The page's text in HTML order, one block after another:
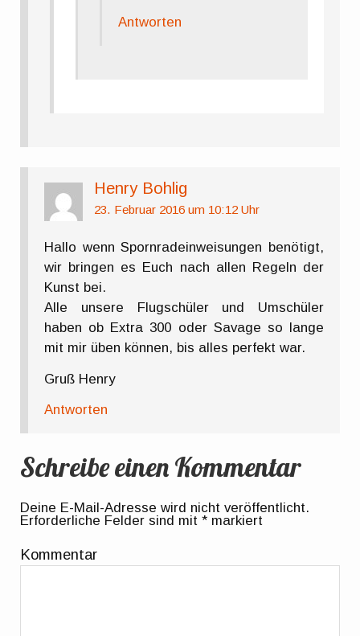
Antworten
Henry Bohlig
23. Februar 2016 um 10:12 Uhr
Hallo wenn Spornradeinweisungen benötigt,
wir bringen es Euch nach allen Regeln der
Kunst bei.
Alle unsere Flugschüler und Umschüler
haben ob Extra 300 oder Savage so lange
mit mir üben können, bis alles perfekt war.
Gruß Henry
Antworten
Schreibe einen Kommentar
Deine E-Mail-Adresse wird nicht veröffentlicht.
Erforderliche Felder sind mit* markiert
Kommentar